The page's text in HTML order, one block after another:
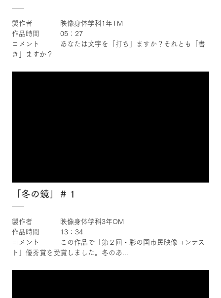
製作者 映像身体学科1年TM
作品時間 05：27
コメント あなたは文字を「打ち」ますか？それとも「書
き」ますか？
「冬の鏡」＃１
製作者 映像身体学科3年OM
作品時間 13：34
コメント この作品で「第２回・彩の国市民映像コンテス
ト」優秀賞を受賞しました。冬のあ...